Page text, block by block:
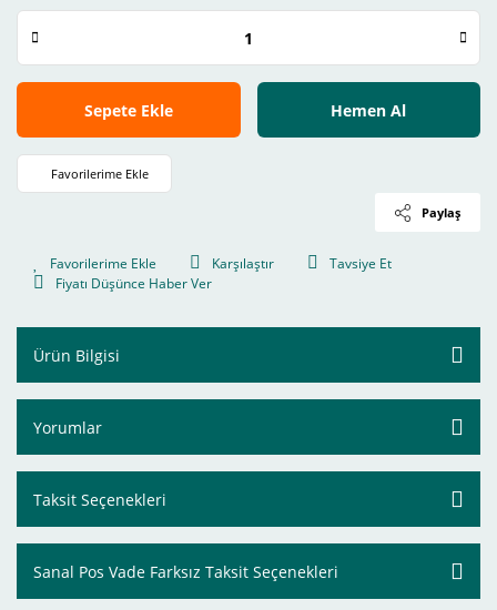
Sepete Ekle Hemen Al
Paylaş
Karşılaştır
Tavsiye Et
Fiyatı Düşünce Haber Ver
Ürün Bilgisi
Yorumlar
Taksit Seçenekleri
Sanal Pos Vade Farksız Taksit Seçenekleri